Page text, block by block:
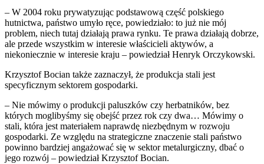
– W 2004 roku prywatyzując podstawową część polskiego
hutnictwa, państwo umyło ręce, powiedziało: to już nie mój
problem, niech tutaj działają prawa rynku. Te prawa działają dobrze,
ale przede wszystkim w interesie właścicieli aktywów, a
niekoniecznie w interesie kraju – powiedział Henryk Orczykowski.
Krzysztof Bocian także zaznaczył, że produkcja stali jest
specyficznym sektorem gospodarki.
– Nie mówimy o produkcji paluszków czy herbatników, bez
których moglibyśmy się obejść przez rok czy dwa… Mówimy o
stali, która jest materiałem naprawdę niezbędnym w rozwoju
gospodarki. Ze względu na strategiczne znaczenie stali państwo
powinno bardziej angażować się w sektor metalurgiczny, dbać o
jego rozwój – powiedział Krzysztof Bocian.